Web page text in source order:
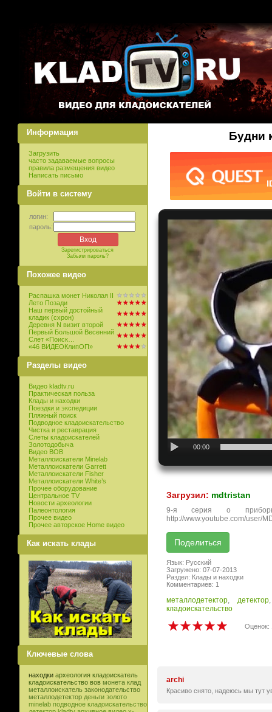
Информация
Загрузить
часто задаваемые вопросы
правила размещения видео
Написать письмо
Войти в систему
логин:
пароль:
Зарегистрироваться
Забыли пароль?
Похожее видео
Распашка монет Николая II
Лето Позади
Наш первый достойный
кладик (схрон)
Деревня N визит второй
Первый Большой Весенний
Слет «Поиск…
«46 ВИДЕОКлипОП»
Разделы видео
Видео kladtv.ru
Практическая польза
Клады и находки
Поездки и экспедиции
Пляжный поиск
Подводное кладоискательство
Чистка и реставрация
Слеты кладоискателей
Золотодобыча
Видео ВОВ
Металлоискатели Minelab
Металлоискатели Garrett
Металлоискатели Fisher
Металлоискатели White’s
Прочее оборудование
Центральное TV
Новости археологии
Палеонтология
Прочее видео
Прочее авторское Home видео
Как искать клады
Ключевые слова
находки археология кладоискатель
кладоискательство вов монета клад
металлоискатель законодательство
металлодетектор деньги золото
minelab подводное кладоискательство
Будни
00:00
Загрузил: mdtristan
9-я серия о
http://www.youtube.com/user/
Язык: Русский
Загружено: 07-07-2013
Раздел: Клады и находки
Комментариев: 1
металлодетектор, детектор
кладоискательство
Оценок:
archi
Красиво снято, надеюсь мы тут